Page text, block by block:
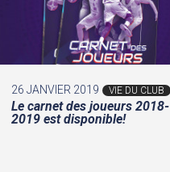
26 JANVIER 2019 VIE DU CLUB
Le carnet des joueurs 2018-
2019 est disponible!